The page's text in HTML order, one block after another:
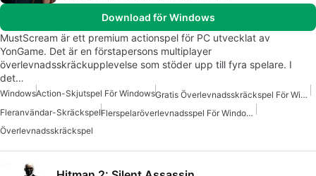
Download för Windows
MustScream är ett premium actionspel för PC utvecklat av
YonGame. Det är en förstapersons multiplayer
överlevnadsskräckupplevelse som stöder upp till fyra spelare. I
det…
WindowsAction-Skjutspel För Windows
Gratis Överlevnadsskräckspel För Windows
Fleranvändar-Skräckspel
Flerspelaröverlevnadsspel För Windows
Överlevnadsskräckspel